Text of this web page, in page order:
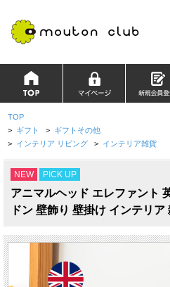
TOP
> ギフト > ギフトその他
> インテリア リビング > インテリア雑貨
NEW PICK UP
アニマルヘッド エレファント
ドン 壁飾り 壁掛け インテリア